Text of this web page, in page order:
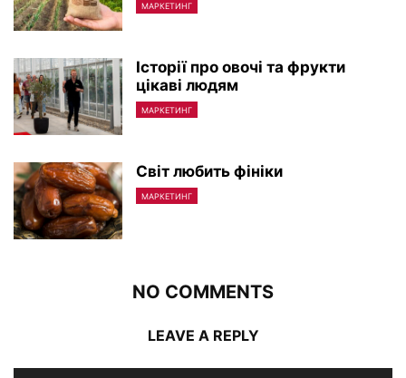
МАРКЕТИНГ
Історії про овочі та фрукти
цікаві людям
МАРКЕТИНГ
Світ любить фініки
МАРКЕТИНГ
NO COMMENTS
LEAVE A REPLY